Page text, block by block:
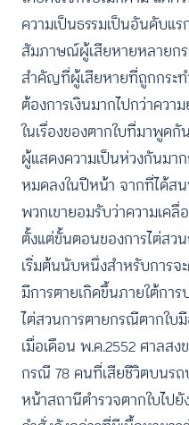
ความเป็นธรรมเป็นอันดับแ
สัมภาษณ์ผู้เสียหายหลายก
สำคัญที่ผู้เสียหายที่ถูกกระท
ต้องการเงินมากไปกว่าควา
ในเรื่องของตากใบที่มาพูด
ผู้แสดงความเป็นห่วงกันมา
หมดลงในปีหน้า จากที่ได้
พวกเขายอมรับว่าความเคลื่
ตั้งแต่ขั้นตอนของการไต่สว
เริ่มต้นนับหนึ่งสำหรับการ
มีการตายเกิดขึ้นภายใต้กา
ไต่สวนการตายกรณีตากใบ
เมื่อเดือน พ.ค.2552 ศาลส
กรณี 78 คนที่เสียชีวิตบนรถ
หน้าสถานีตำรวจตากใบไป